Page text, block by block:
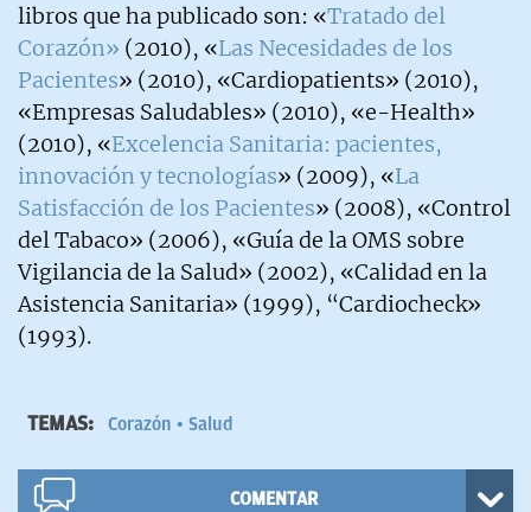
libros que ha publicado son: «Tratado del
Corazón» (2010), «Las Necesidades de los
Pacientes» (2010), «Cardiopatients» (2010),
«Empresas Saludables» (2010), «e-Health»
(2010), «Excelencia Sanitaria: pacientes,
innovación y tecnologías» (2009), «La
Satisfacción de los Pacientes» (2008), «Control
del Tabaco» (2006), «Guía de la OMS sobre
Vigilancia de la Salud» (2002), «Calidad en la
Asistencia Sanitaria» (1999), “Cardiocheck»
(1993).
TEMAS: Corazón Salud
COMENTAR